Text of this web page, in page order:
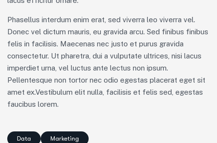
Phasellus interdum enim erat, sed viverra leo viverra vel.
Donec vel dictum mauris, eu gravida arcu. Sed finibus finibus
felis in facilisis. Maecenas nec justo et purus gravida
consectetur. Ut pharetra, dui a vulputate ultrices, nisi lacus
imperdiet urna, vel luctus ante lectus non ipsum.
Pellentesque non tortor nec odio egestas placerat eget sit
amet ex.Vestibulum elit nulla, facilisis et felis sed, egestas
faucibus lorem.
Data Marketing